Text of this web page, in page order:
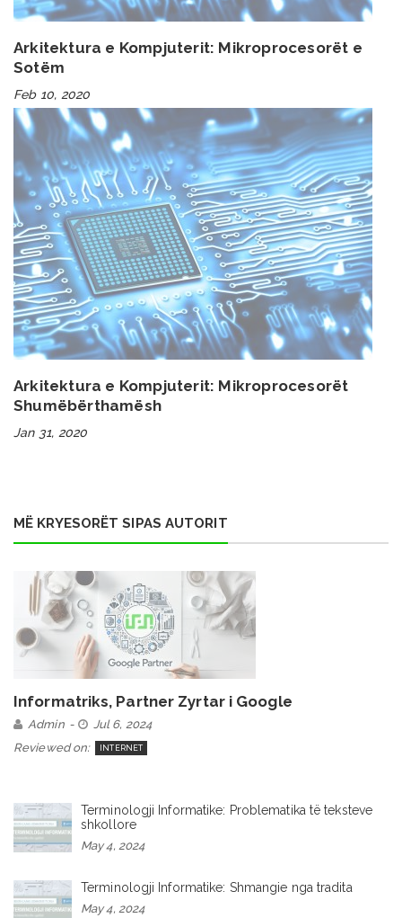
Arkitektura e Kompjuterit: Mikroprocesorët e
Sotëm
Feb 10, 2020
Arkitektura e Kompjuterit: Mikroprocesorët
Shumëbërthamësh
Jan 31, 2020
MË KRYESORËT SIPAS AUTORIT
Informatriks, Partner Zyrtar i Google
Admin
Jul 6, 2024
Reviewed on:
INTERNET
Terminologji Informatike: Problematika të teksteve
shkollore
May 4, 2024
Terminologji Informatike: Shmangie nga tradita
May 4, 2024